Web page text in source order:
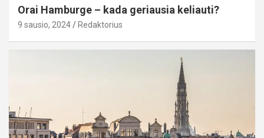
Orai Hamburge – kada geriausia keliauti?
9 sausio, 2024 Redaktorius